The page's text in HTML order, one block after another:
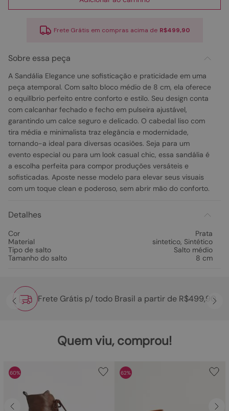
Frete Grátis em compras acima de R$499,90
Sobre essa peça
A Sandália Elegance une sofisticação e praticidade em uma
peça atemporal. Com salto bloco médio de 8 cm, ela oferece
o equilíbrio perfeito entre conforto e estilo. Seu design conta
com calcanhar fechado e fecho em pulseira ajustável,
garantindo um calce seguro e delicado. O cabedal liso com
tira média e minimalista traz elegância e modernidade,
tornando-a ideal para diversas ocasiões. Seja para um
evento especial ou para um look casual chic, essa sandália é
a escolha perfeita para compor produções versáteis e
sofisticadas. Aposte nesse modelo para elevar seus visuais
com um toque clean e poderoso, sem abrir mão do conforto.
Detalhes
Cor
Prata
Material
sintetico, Sintético
Tipo de salto
Salto médio
Tamanho do salto
8 cm
Frete Grátis p/ todo Brasil a partir de R$499,90
Quem viu, comprou!
60% 62%